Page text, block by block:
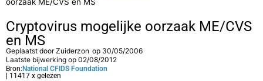
oorzaak ME/CVS en MS
Cryptovirus mogelijke oorzaak ME/CVS
en MS
Geplaatst doorZuiderzon op 30/05/2006
Laatste bijwerking op 02/08/2012
Bron: National CFIDS Foundation
| 11417 x gelezen